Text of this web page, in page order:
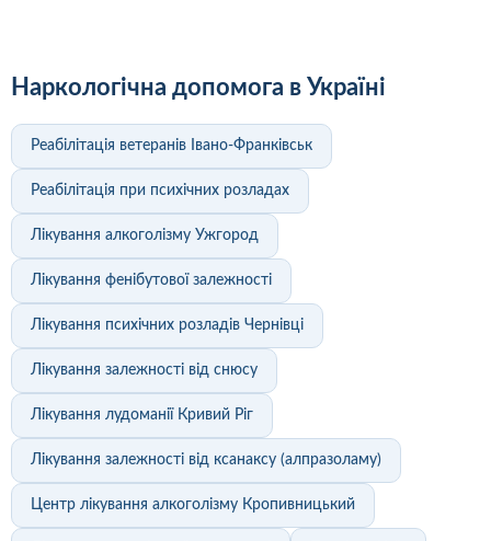
Наркологічна допомога в Україні
Реабілітація ветеранів Івано-Франківськ
Реабілітація при психічних розладах
Лікування алкоголізму Ужгород
Лікування фенібутової залежності
Лікування психічних розладів Чернівці
Лікування залежності від снюсу
Лікування лудоманії Кривий Ріг
Лікування залежності від ксанаксу (алпразоламу)
Центр лікування алкоголізму Кропивницький